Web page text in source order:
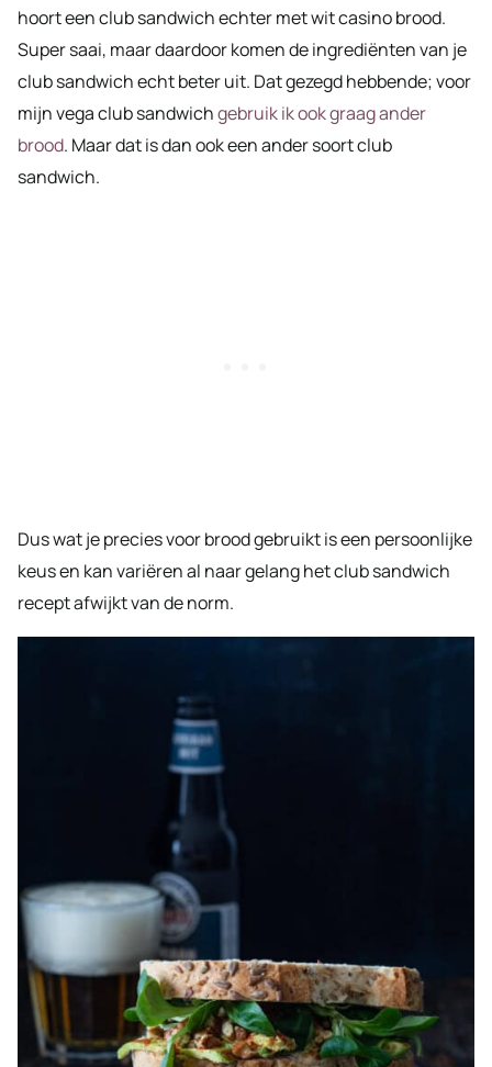
hoort een club sandwich echter met wit casino brood.
Super saai, maar daardoor komen de ingrediënten van je
club sandwich echt beter uit. Dat gezegd hebbende; voor
mijn vega club sandwichgebruik ik ook graag ander
brood. Maar dat is dan ook een ander soort club
sandwich.
Dus wat je precies voor brood gebruikt is een persoonlijke
keus en kan variëren al naar gelang het club sandwich
recept afwijkt van de norm.